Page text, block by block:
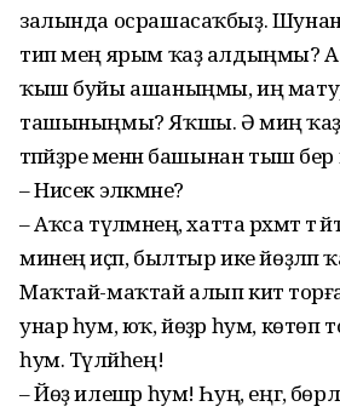
залында осрашасаҡбыҙ.
тип мең ярым ҡаҙ алдыңмы?
ҡыш буйы ашаныңмы, иң
ташыныңмы? Яҡшы. Ә миңә
тәпәйҙәре менән башынан тыш бер
– Нисек эләкмәне?
– Аҡса түләмәнең, хатта рәхмәт тә
минең иҫәп, былтыр ике йөҙләп
Маҡтай-маҡтай алып китә
унар һум, юҡ, йөҙәр һум, көтөп
һум. Түләйһең!
– Йөҙ илешәр һум! Һуң, еңгә,